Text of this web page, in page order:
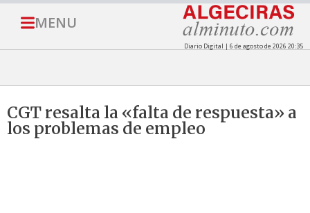
MENU
Diario Digital | 6 de agosto de 2026 20:35
CGT resalta la «falta de respuesta» a
los problemas de empleo